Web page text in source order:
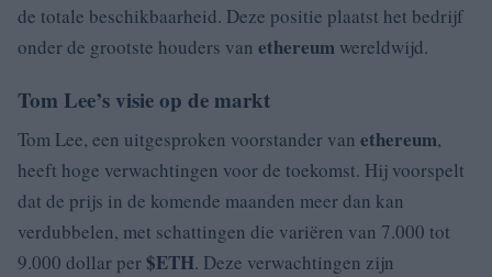
de totale beschikbaarheid. Deze positie plaatst het bedrijf
onder de grootste houders van ethereum wereldwijd.
Tom Lee’s visie op de markt
Tom Lee, een uitgesproken voorstander van ethereum,
heeft hoge verwachtingen voor de toekomst. Hij voorspelt
dat de prijs in de komende maanden meer dan kan
verdubbelen, met schattingen die variëren van 7.000 tot
9.000 dollar per$ETH. Deze verwachtingen zijn